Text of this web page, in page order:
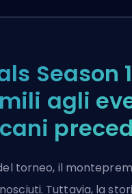
Season
agli
torneo, il
Tuttavia, la